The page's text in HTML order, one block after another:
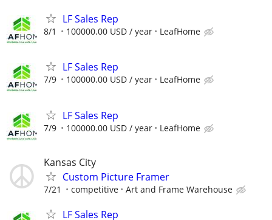
LF Sales Rep
8/1 100000.00 USD / year LeafHome
LF Sales Rep
7/9 100000.00 USD / year LeafHome
LF Sales Rep
7/9 100000.00 USD / year LeafHome
Kansas City
Custom Picture Framer
7/21 competitive Art and Frame Warehouse
LF Sales Rep